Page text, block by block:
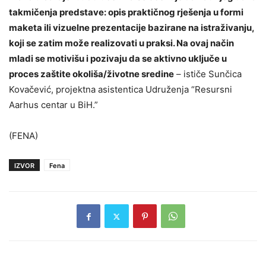
takmičenja predstave: opis praktičnog rješenja u formi
maketa ili vizuelne prezentacije bazirane na istraživanju,
koji se zatim može realizovati u praksi. Na ovaj način
mladi se motivišu i pozivaju da se aktivno uključe u
proces zaštite okoliša/životne sredine – ističe Sunčica
Kovačević, projektna asistentica Udruženja “Resursni
Aarhus centar u BiH.”
(FENA)
IZVOR Fena